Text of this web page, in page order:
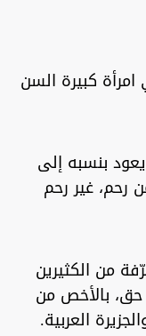
كبيرة السن
بنسبه إلى
رحم، غير رحم
من الكثيرين
بالأخص من
العربية.